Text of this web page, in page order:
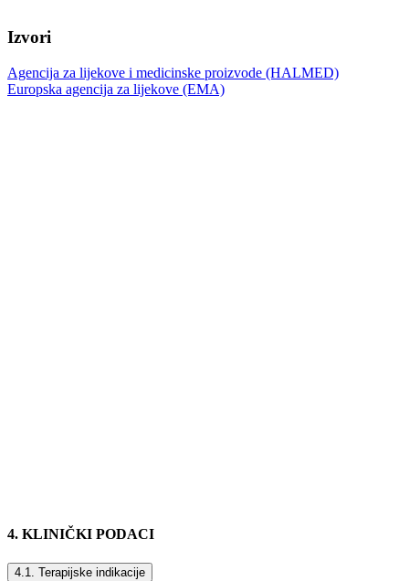
Izvori
Agencija za lijekove i medicinske proizvode (HALMED)
Europska agencija za lijekove (EMA)
4. KLINIČKI PODACI
4.1. Terapijske indikacije